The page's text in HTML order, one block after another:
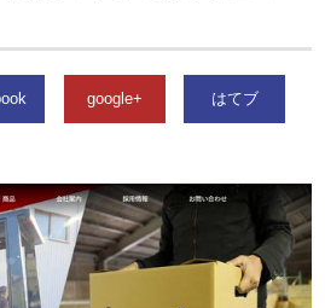
google+ はてブ